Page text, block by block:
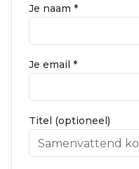
Je naam *
Je email *
Titel (optioneel)